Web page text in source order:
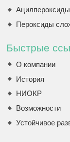
Ацилпероксиды
Пероксиды
Быстрые
О компании
История
НИОКР
Возможности
Устойчивое